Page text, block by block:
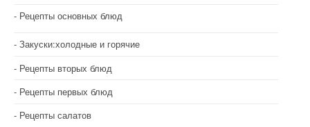
Рецепты основных блюд
Закуски:холодные и горячие
Рецепты вторых блюд
Рецепты первых блюд
Рецепты салатов